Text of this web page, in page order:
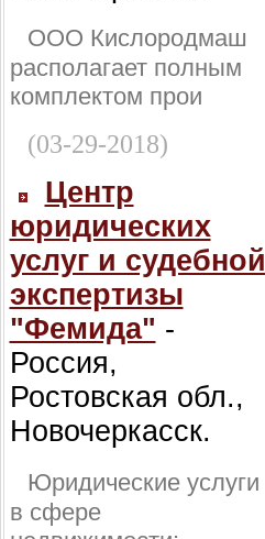
ООО Кислородмаш
располагает полным
комплектом прои
(03-29-2018)
Центр
юридических
услуг и судебной
экспертизы
"Фемида" -
Россия,
Ростовская обл.,
Новочеркасск.
Юридические услуги
в сфере